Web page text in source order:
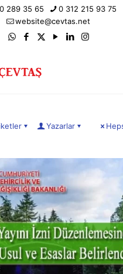
289 35 65
0 312 215 93 75
website@cevtas.net
Yazarlar